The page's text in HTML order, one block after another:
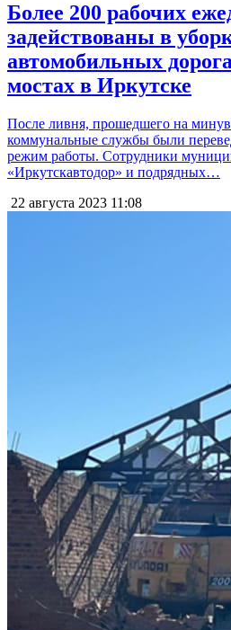
Более 200 рабочих
задействованы в
автомобильных
мостах в Иркутске
После ливня, прошедшего на
коммунальные службы были
режим работы. Сотрудники
«Иркутскавтодор» и подрядных…
22 августа 2023 11:08